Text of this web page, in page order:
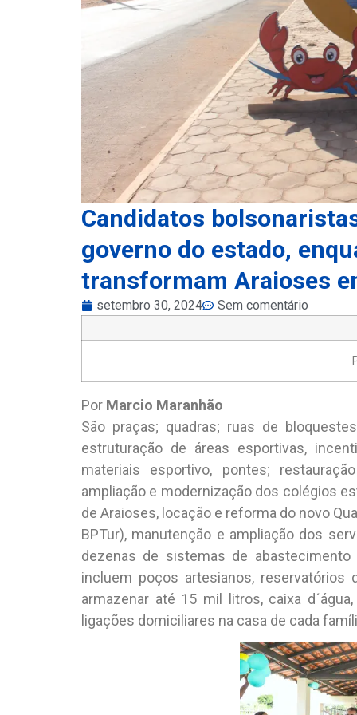
Candidatos
governo do estado,
transformam Araioses
setembro 30, 2024 Sem comentário
Por Marcio Maranhão
São praças; quadras; ruas de
estruturação de áreas esportivas,
materiais esportivo, pontes;
ampliação e modernização dos colégios
de Araioses, locação e reforma do novo
BPTur), manutenção e ampliação dos
dezenas de sistemas de
incluem poços artesianos,
armazenar até 15 mil litros, caixa
ligações domiciliares na casa de cada